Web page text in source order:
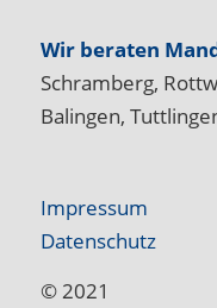
Wir beraten
Schramberg,
Balingen,
Impressum
Datenschutz
© 2021